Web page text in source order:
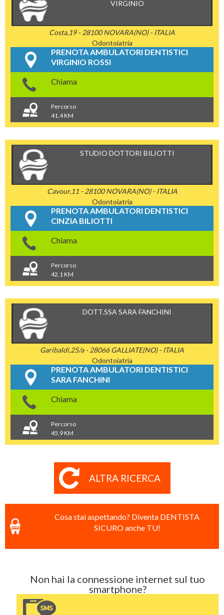
VIRGINIO
Costa,19 - 28100 NOVARA(NO) - ITALIA
Odontoiatria
PRENOTA AMBULATORI DENTISTICI
VIRGINIO ROSSI
Chiama
Percorso
41,4 KM
STUDIO DOTTORI BILIOTTI
Cavour,11 - 28100 NOVARA(NO) - ITALIA
Odontoiatria
PRENOTA AMBULATORI DENTISTICI
CINZIA BILIOTTI
Chiama
Percorso
42,1 KM
DOTT.SSA SARA FANCHINI
Garibaldi,25/a - 28066 GALLIATE(NO) - ITALIA
Odontoiatria
PRENOTA AMBULATORI DENTISTICI
SARA FANCHINI
Chiama
Percorso
45,9 KM
ALTRA RICERCA
Cosa stai aspettando? Diventa DENTISTA
SICURO anche TU!
Non hai la connessione internet sul tuo
smartphone?